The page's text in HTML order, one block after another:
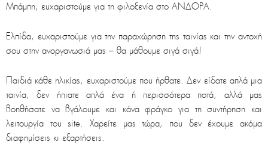
Μπάμπη, ευχαριστούμε για τη φιλοξενία στο ΑΝΔΟΡΑ.
Ελπίδα, ευχαριστούμε για την παραχώρηση της ταινίας και την αντοχή
σου στην ανοργανωσιά μας – θα μάθουμε σιγά σιγά!
Παιδιά κάθε ηλικίας, ευχαριστούμε που ήρθατε. Δεν είδατε απλά μια
ταινία, δεν ήπιατε απλά ένα ή περισσότερα ποτά, αλλά μας
βοηθήσατε να βγάλουμε και κάνα φράγκο για τη συντήρηση και
λειτουργία του site. Χαρείτε μας τώρα, που δεν έχουμε ακόμα
διαφημίσεις κι εξαρτήσεις.